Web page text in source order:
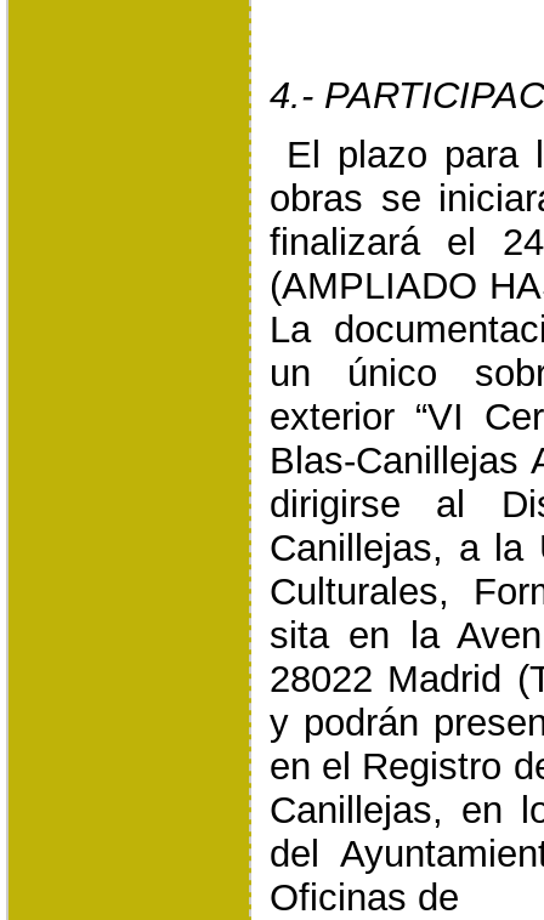
4.-
El plazo para
obras se
finalizará el
(AMPLIADO
La
un único
exterior “VI
Blas-Canillejas
dirigirse al
Canillejas, a la
Culturales,
sita en la
28022 Madrid
y podrán
en el Registro
Canillejas, en
del
Oficinas de